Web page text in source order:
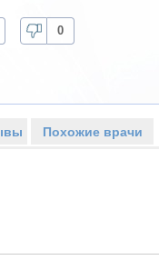
0
Похожие врачи